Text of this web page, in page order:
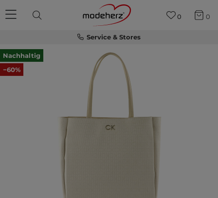
Service & Stores
0 0
Nachhaltig
−60%